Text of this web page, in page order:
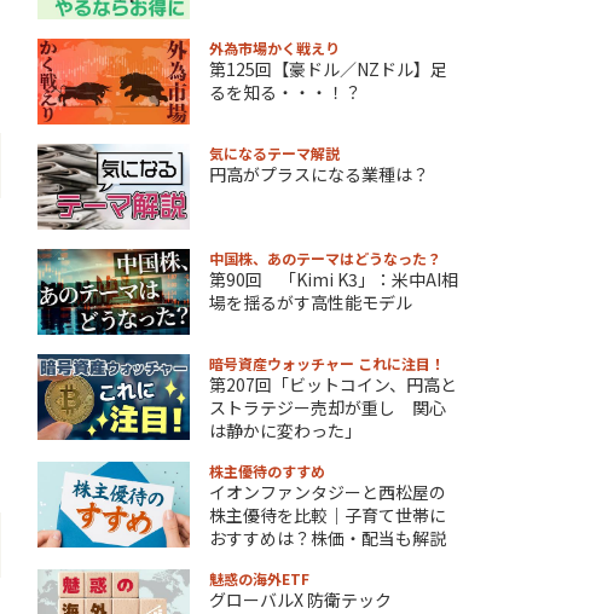
外為市場かく戦えり
第125回【豪ドル／NZドル】足
るを知る・・・！？
気になるテーマ解説
円高がプラスになる業種は？
中国株、あのテーマはどうなった？
第90回 「Kimi K3」：米中AI相
場を揺るがす高性能モデル
暗号資産ウォッチャー これに注目！
第207回「ビットコイン、円高と
ストラテジー売却が重し 関心
は静かに変わった」
株主優待のすすめ
イオンファンタジーと西松屋の
株主優待を比較｜子育て世帯に
おすすめは？株価・配当も解説
魅惑の海外ETF
グローバルX 防衛テック